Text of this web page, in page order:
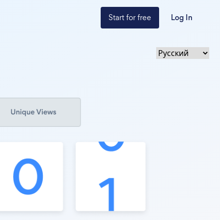
Start for free Log In